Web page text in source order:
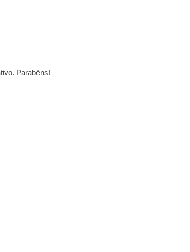
Parabéns!